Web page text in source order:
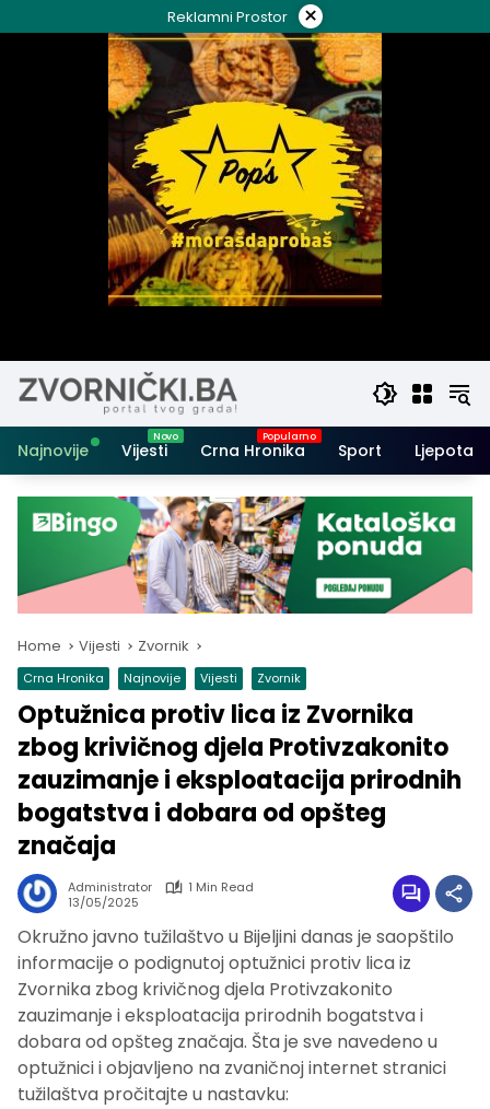
to
Reklamni Prostor ×
Najnovije Vijesti Crna Hronika Sport Ljepota i
Home Vijesti Zvornik
Crna Hronika Najnovije Vijesti Zvornik
Optužnica protiv lica iz Zvornika
zbog krivičnog djela Protivzakonito
zauzimanje i eksploatacija prirodnih
bogatstva i dobara od opšteg
značaja
Administrator
1 Min Read
13/05/2025
Okružno javno tužilaštvo u Bijeljini danas je saopštilo
informacije o podignutoj optužnici protiv lica iz
Zvornika zbog krivičnog djela Protivzakonito
zauzimanje i eksploatacija prirodnih bogatstva i
dobara od opšteg značaja. Šta je sve navedeno u
optužnici i objavljeno na zvaničnoj internet stranici
tužilaštva pročitajte u nastavku: